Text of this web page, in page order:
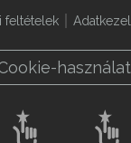
feltételek